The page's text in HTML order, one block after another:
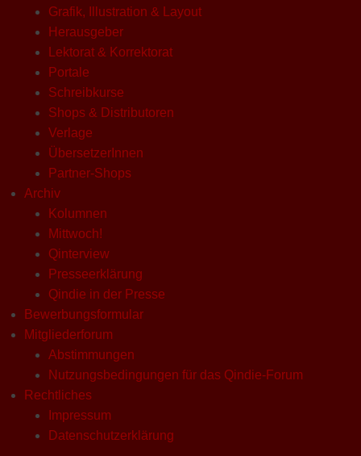
Grafik, Illustration & Layout
Herausgeber
Lektorat & Korrektorat
Portale
Schreibkurse
Shops & Distributoren
Verlage
ÜbersetzerInnen
Partner-Shops
Archiv
Kolumnen
Mittwoch!
Qinterview
Presseerklärung
Qindie in der Presse
Bewerbungsformular
Mitgliederforum
Abstimmungen
Nutzungsbedingungen für das Qindie-Forum
Rechtliches
Impressum
Datenschutzerklärung